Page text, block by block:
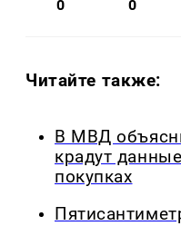
0 0
Читайте также:
В МВД
крадут
покупках